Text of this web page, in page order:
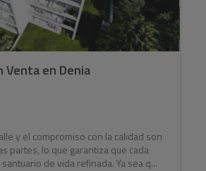
en Denia
y el compromiso con la calidad son
partes, lo que garantiza que cada
de vida refinada. Ya sea q...